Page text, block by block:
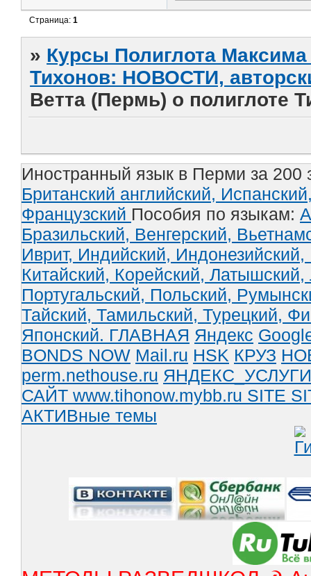
Страница:1
» Курсы Полиглота
Тихонов: НОВОСТИ,
Ветта (Пермь) о полиглоте
Иностранный язык в Перми за 200
Британский английский,
Французский Пособия по языкам:
Бразильский, Венгерский,
Иврит, Индийский, Индонезийский,
Китайский, Корейский, Латышский,
Португальский, Польский,
Тайский, Тамильский, Турецкий,
Японский. ГЛАВНАЯ Яндекс
BONDS NOW Mail.ru HSK КРУЗ
perm.nethouse.ru ЯНДЕКС_УСЛУГИ
САЙТ www.tihonow.mybb.ru SITE
АКТИВные темы